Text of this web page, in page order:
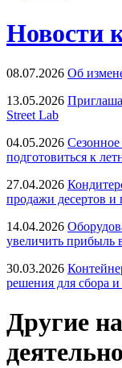
Новости
08.07.2026 Об
13.05.2026
Street Lab
04.05.2026 Сезонное
подготовиться к
27.04.2026
продажи десертов и
14.04.2026
увеличить прибыль
30.03.2026
решения для сбора
Другие